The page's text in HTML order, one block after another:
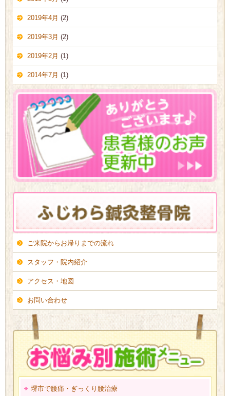
2019年4月 (2)
2019年3月 (2)
2019年2月 (1)
2014年7月 (1)
ご来院からお帰りまでの流れ
スタッフ・院内紹介
アクセス・地図
お問い合わせ
堺市で腰痛・ぎっくり腰治療